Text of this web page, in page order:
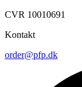
CVR 10010691
Kontakt
order@pfp.dk